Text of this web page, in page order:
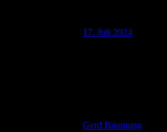
17. Juli 2024
Gerd Baumung